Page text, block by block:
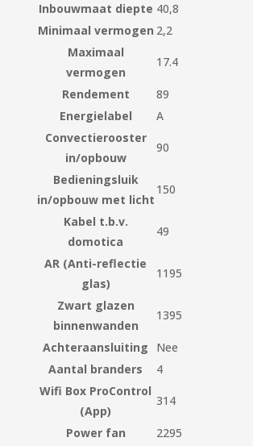
Inbouwmaat diepte 40,8
Minimaal vermogen 2,2
Maximaal
vermogen
17.4
Rendement
89
Energielabel
A
Convectierooster
in/opbouw
90
Bedieningsluik
in/opbouw met licht
150
Kabel t.b.v.
domotica
49
AR (Anti-reflectie
glas)
1195
Zwart glazen
binnenwanden
1395
Achteraansluiting
Nee
Aantal branders
4
Wifi Box ProControl
(App)
314
Power fan
2295